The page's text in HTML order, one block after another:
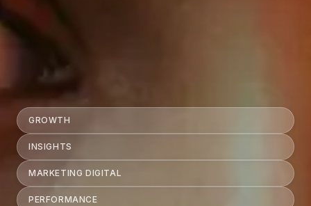
GROWTH
INSIGHTS
MARKETING DIGITAL
PERFORMANCE